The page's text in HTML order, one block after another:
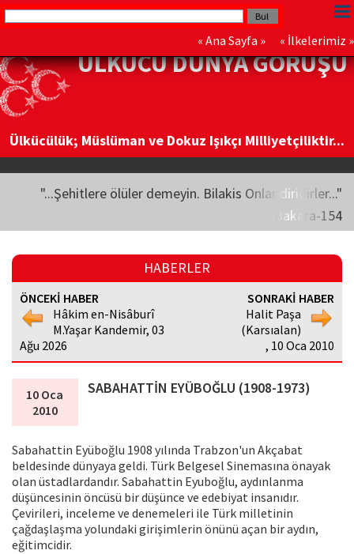
« Ana Sayfa » « İlkelerimiz »
ÜLKÜCÜ DÜNYA GÖRÜŞÜ
Ülkücülük; Müslüman ve Dokuz Işıkçı Milliyetçiliktir...
"...Şehitlere ölüler demeyin. Bilakis Onlar diridirler..."
Bakara-154
HABERLER
ÖNCEKİ HABER
Hâkim en-Nisâburî
M.Yaşar Kandemir, 03
Ağu 2026
SONRAKİ HABER
Halit Paşa
(Karsıalan)
, 10 Oca 2010
10 Oca
2010
SABAHATTİN EYÜBOĞLU (1908-1973)
Sabahattin Eyüboğlu 1908 yılında Trabzon'un Akçabat
beldesinde dünyaya geldi. Türk Belgesel Sinemasına önayak
olan üstadlardandır. Sabahattin Eyuboğlu, aydınlanma
düşüncesinin öncüsü bir düşünce ve edebiyat insanıdır.
Çevirileri, inceleme ve denemeleri ile Türk milletinin
çağdaşlaşma yolundaki girişimlerin önünü açan bir aydın,
eğitimcidir.